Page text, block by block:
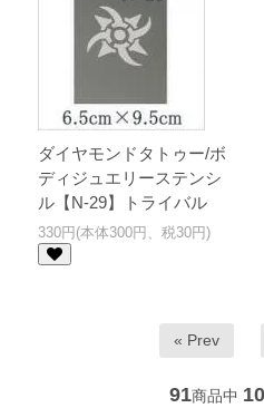
ダイヤモンドタトゥー/ボ
ディジュエリーステンシ
ル【N-29】トライバル
330円(本体300円、税30円)
« Prev
91商品中